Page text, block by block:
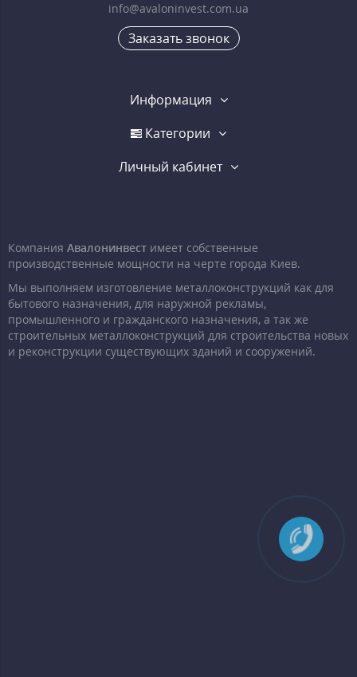
info@avaloninvest.com.ua
Заказать звонок
Информация
Категории
Личный кабинет
Компания Авалонинвест имеет собственные
производственные мощности на черте города Киев.
Мы выполняем изготовление металлоконструкций как для
бытового назначения, для наружной рекламы,
промышленного и гражданского назначения, а так же
строительных металлоконструкций для строительства новых
и реконструкции существующих зданий и сооружений.